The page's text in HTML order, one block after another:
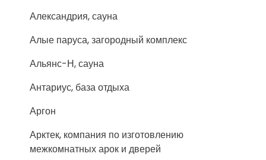
Александрия, сауна
Алые паруса, загородный комплекс
Альянс-Н, сауна
Антариус, база отдыха
Аргон
Арктек, компания по изготовлению
межкомнатных арок и дверей